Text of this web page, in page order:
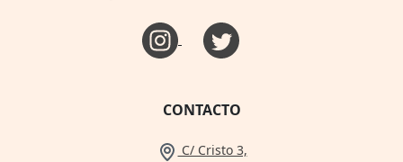
CONTACTO
C/ Cristo 3,